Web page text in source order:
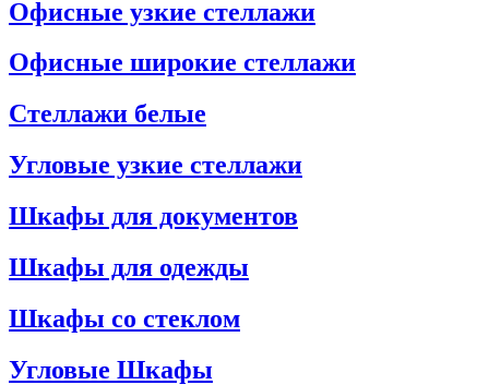
Офисные узкие стеллажи
Офисные широкие стеллажи
Стеллажи белые
Угловые узкие стеллажи
Шкафы для документов
Шкафы для одежды
Шкафы со стеклом
Угловые Шкафы